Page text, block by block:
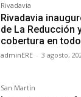
Rivadavia
Rivadavia
de La Reducción
cobertura en
adminERE - 3 agosto,
San Martín